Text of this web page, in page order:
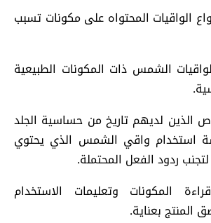
الواقيات المحتواه على مكونات تسبب
الشمس ذات المكونات الطبيعية
الذين لديهم تاريخ من حساسية الجلد
استخدام واقي الشمس الذي يحتوي
ردود الفعل المحتملة.
المكونات وتعليمات الاستخدام
المنتج بعناية.